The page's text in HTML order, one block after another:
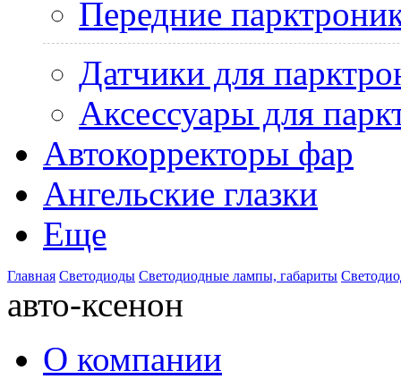
Передние
Датчики для
Аксессуары для
Автокорректоры фар
Ангельские глазки
Еще
Главная Светодиоды Светодиодные лампы, габариты
авто-ксенон
О компании